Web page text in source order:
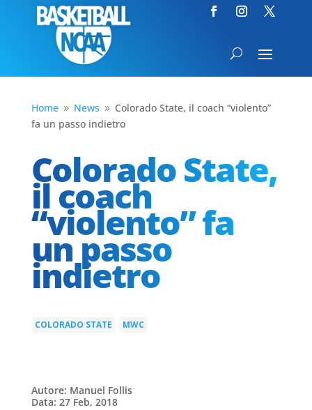
Home 9 News 9 Colorado State, il coach “violento”
fa un passo indietro
Colorado State,
il coach
“violento” fa
un passo
indietro
COLORADO STATE MWC
Autore: Manuel Follis
Data: 27 Feb, 2018